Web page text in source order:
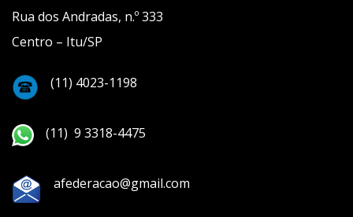
Rua dos Andradas, n.º 333
Centro – Itu/SP
(11) 4023-1198
(11) 9 3318-4475
afederacao@gmail.com